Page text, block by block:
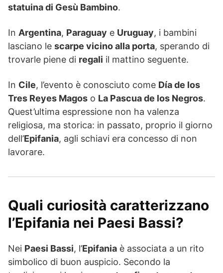
statuina di Gesù Bambino.
In Argentina, Paraguay e Uruguay, i bambini
lasciano le scarpe vicino alla porta, sperando di
trovarle piene di regali il mattino seguente.
In Cile, l’evento è conosciuto come Día de los
Tres Reyes Magos o La Pascua de los Negros.
Quest’ultima espressione non ha valenza
religiosa, ma storica: in passato, proprio il giorno
dell’Epifania, agli schiavi era concesso di non
lavorare.
Quali curiosità caratterizzano
l’Epifania nei Paesi Bassi?
Nei Paesi Bassi, l’Epifania è associata a un rito
simbolico di buon auspicio. Secondo la